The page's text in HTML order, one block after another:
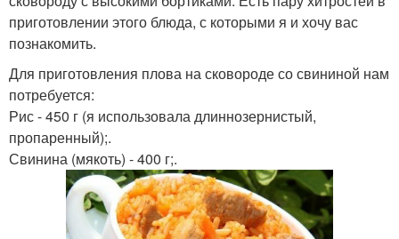
приготовлении этого блюда, с которыми я и хочу вас
познакомить.
Для приготовления плова на сковороде со свининой нам
потребуется:
Рис - 450 г (я использовала длиннозернистый,
пропаренный);.
Свинина (мякоть) - 400 г;.